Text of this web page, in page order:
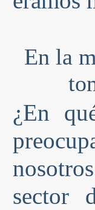
¿En
sector